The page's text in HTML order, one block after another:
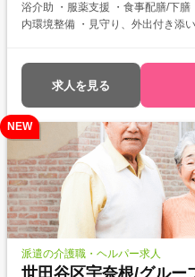
浴介助 ・服薬支援 ・食事配膳/下
内環境整備 ・見守り、外出付き添い ・介護記録 介護
求人を見る
NEW
派遣の介護職・ヘルパー求人